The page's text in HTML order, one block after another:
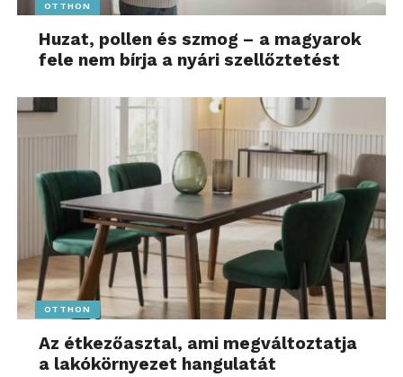
OTTHON
Huzat, pollen és szmog – a magyarok
fele nem bírja a nyári szellőztetést
OTTHON
Az étkezőasztal, ami megváltoztatja
a lakókörnyezet hangulatát